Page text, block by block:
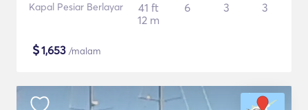
Kapal Pesiar Berlayar
41 ft
12 m
6 3 3
$1,653 /malam